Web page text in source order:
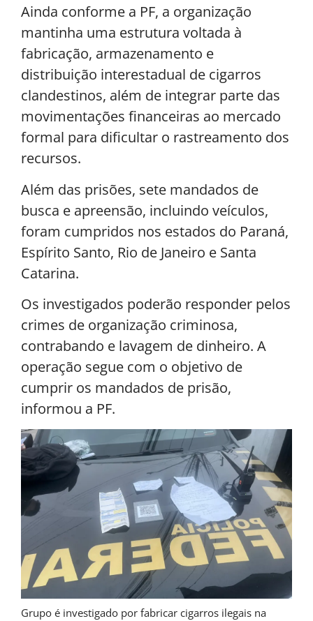
Ainda conforme a PF, a organização
mantinha uma estrutura voltada à
fabricação, armazenamento e
distribuição interestadual de cigarros
clandestinos, além de integrar parte das
movimentações financeiras ao mercado
formal para dificultar o rastreamento dos
recursos.
Além das prisões, sete mandados de
busca e apreensão, incluindo veículos,
foram cumpridos nos estados do Paraná,
Espírito Santo, Rio de Janeiro e Santa
Catarina.
Os investigados poderão responder pelos
crimes de organização criminosa,
contrabando e lavagem de dinheiro. A
operação segue com o objetivo de
cumprir os mandados de prisão,
informou a PF.
Grupo é investigado por fabricar cigarros ilegais na